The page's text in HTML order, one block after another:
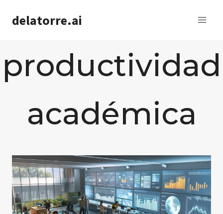
delatorre.ai
productividad
académica